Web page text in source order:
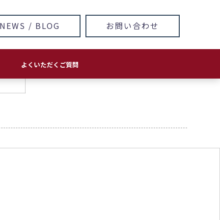
お問い合わせ
NEWS / BLOG
ホームページ・LP 制作/運用
印刷物
ロゴ＆キャラクターデザイン
看板･サイン
イラスト・マンガ
IOT
AI
ソフトウェア開発
ネットワークセキュリティ
針
よくいただくご質問